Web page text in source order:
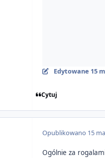
Edytowane 15
Cytuj
Opublikowano 15
Ogólnie za